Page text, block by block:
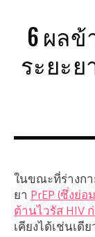
6 ผลข้
ระยะ
ในขณะที่ร่างก
ยา PrEP (ซึ่งย่
ต้านไวรัส HIV
เคียงได้เช่นเดี